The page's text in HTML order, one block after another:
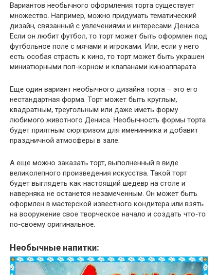
Вариантов необычного оформления торта существует
множество. Например, можно придумать тематический
дизайн, связанный с увлечениями и интересами Дениса.
Если он любит футбол, то торт может быть оформлен под
футбольное поле с мячами и игроками. Или, если у него
есть особая страсть к кино, то торт может быть украшен
миниатюрными поп-корном и клапанами киноаппарата.
Еще один вариант необычного дизайна торта – это его
нестандартная форма. Торт может быть круглым,
квадратным, треугольным или даже иметь форму
любимого животного Дениса. Необычность формы торта
будет приятным сюрпризом для именинника и добавит
праздничной атмосферы в зале.
А еще можно заказать торт, выполненный в виде
великолепного произведения искусства. Такой торт
будет выглядеть как настоящий шедевр на столе и
наверняка не останется незамеченным. Он может быть
оформлен в мастерской известного кондитера или взять
на вооружение свое творческое начало и создать что-то
по-своему оригинальное.
Необычные напитки: